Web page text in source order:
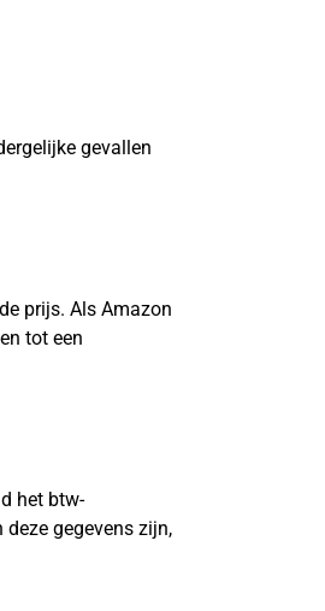
gevallen
prijs. Als Amazon
tot een
het btw-
gegevens zijn,